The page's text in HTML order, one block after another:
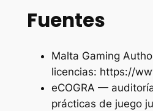
Fuentes
Malta Gaming
licencias: https://
eCOGRA —
prácticas de juego